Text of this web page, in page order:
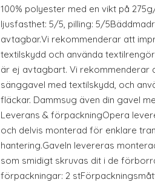
100% polyester med en vikt på
ljusfasthet: 5/5, pilling: 5/
avtagbar.Vi rekommenderar att
textilskydd och använda
är ej avtagbart. Vi rekommenderar
sänggavel med textilskydd, och
fläckar. Dammsug även din gavel
Leverans & förpackningOpera
och delvis monterad för enklare
hantering.Gaveln levereras
som smidigt skruvas dit i de
förpackningar: 2